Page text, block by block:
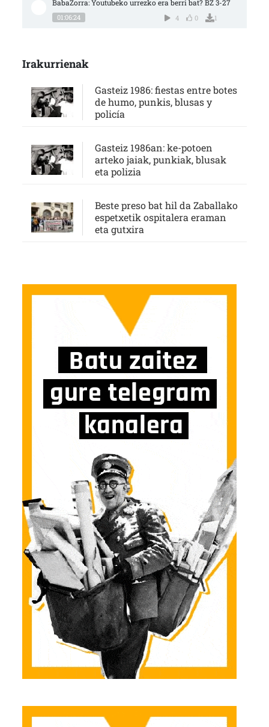
BabaZorra: Youtubeko urrezko era berri bat? BZ 3-27
01:06:24 4 0 1
Irakurrienak
Gasteiz 1986: fiestas entre botes
de humo, punkis, blusas y
policía
Gasteiz 1986an: ke-potoen
arteko jaiak, punkiak, blusak
eta polizia
Beste preso bat hil da Zaballako
espetxetik ospitalera eraman
eta gutxira